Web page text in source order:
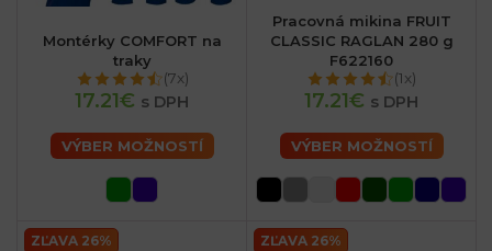
Montérky COMFORT na
traky
(7x)
17.21€ s DPH
VÝBER MOŽNOSTÍ
Pracovná mikina FRUIT
CLASSIC RAGLAN 280 g
F622160
(1x)
17.21€ s DPH
VÝBER MOŽNOSTÍ
ZĽAVA 26% ZĽAVA 26%